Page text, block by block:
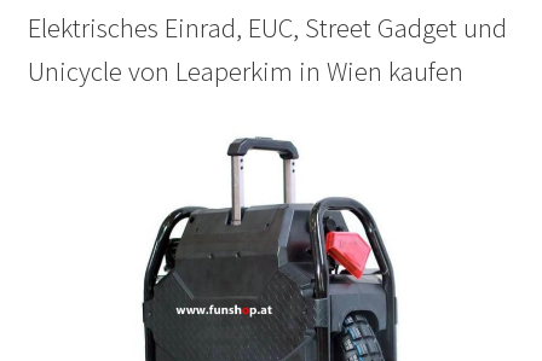
Elektrisches Einrad, EUC, Street Gadget und
Unicycle von Leaperkim in Wien kaufen